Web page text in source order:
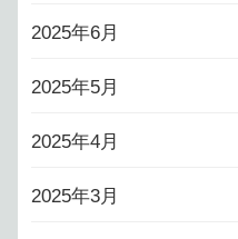
2025年6月
2025年5月
2025年4月
2025年3月